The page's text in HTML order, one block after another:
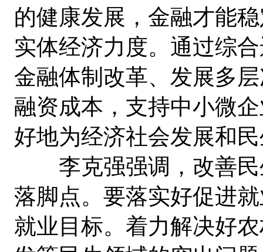
的健康发展，金融才能
实体经济力度。通过综
金融体制改革、发展多
融资成本，支持中小微
好地为经济社会发展和
李克强强调，改善民
落脚点。要落实好促进
就业目标。着力解决好